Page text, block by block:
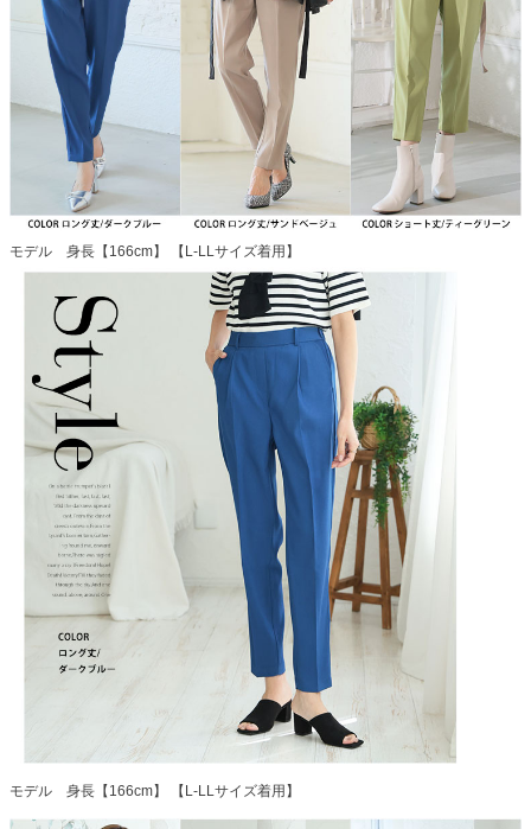
モデル 身長【166cm】 【L-LLサイズ着用】
モデル 身長【166cm】 【L-LLサイズ着用】